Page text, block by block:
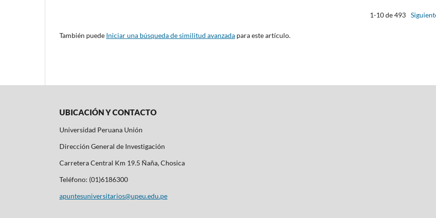
1-10 de 493
También puede Iniciar una búsqueda de similitud avanzada para este artículo.
UBICACIÓN Y CONTACTO
Universidad Peruana Unión
Dirección General de Investigación
Carretera Central Km 19.5 Ñaña, Chosica
Teléfono: (01)6186300
apuntesuniversitarios@upeu.edu.pe